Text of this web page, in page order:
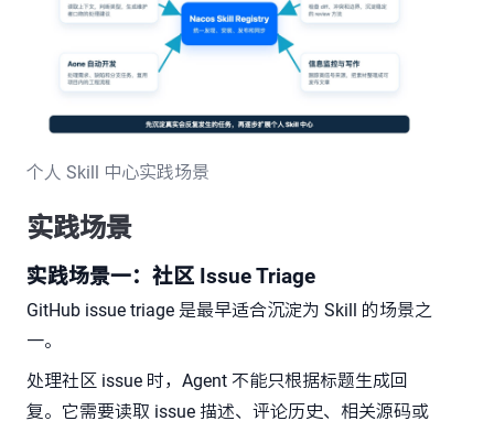
个人 Skill 中心实践场景
实践场景
实践场景一：社区 Issue Triage
GitHub issue triage 是最早适合沉淀为 Skill 的场景之
一。
处理社区 issue 时，Agent 不能只根据标题生成回
复。它需要读取 issue 描述、评论历史、相关源码或